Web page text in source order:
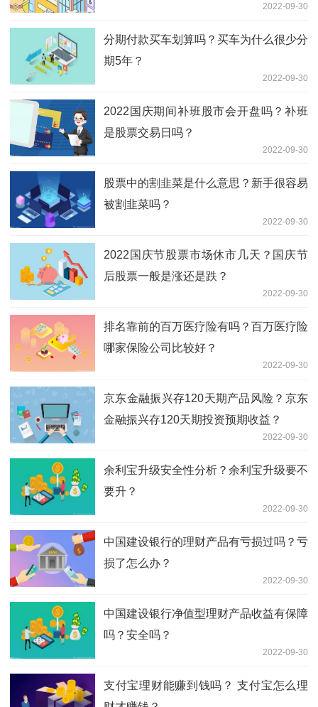
2022-09-30
分期付款买车划算吗？买车为什么很少分
期5年？
2022-09-30
2022国庆期间补班股市会开盘吗？补班
是股票交易日吗？
2022-09-30
股票中的割韭菜是什么意思？新手很容易
被割韭菜吗？
2022-09-30
2022国庆节股票市场休市几天？国庆节
后股票一般是涨还是跌？
2022-09-30
排名靠前的百万医疗险有吗？百万医疗险
哪家保险公司比较好？
2022-09-30
京东金融振兴存120天期产品风险？京东
金融振兴存120天期投资预期收益？
2022-09-30
余利宝升级安全性分析？余利宝升级要不
要升？
2022-09-30
中国建设银行的理财产品有亏损过吗？亏
损了怎么办？
2022-09-30
中国建设银行净值型理财产品收益有保障
吗？安全吗？
2022-09-30
支付宝理财能赚到钱吗？ 支付宝怎么理